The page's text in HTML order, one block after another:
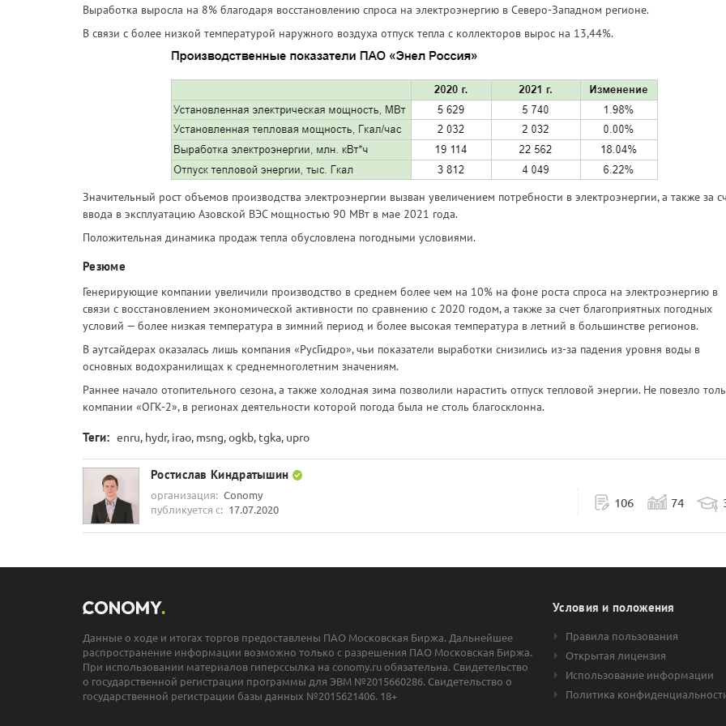
Выработка выросла на 8% благодаря восстановлению спроса на электроэнергию в Северо-Западном регионе.
В связи с более низкой температурой наружного воздуха отпуск тепла с коллекторов вырос на 13,44%.
Значительный рост объемов производства электроэнергии вызван увеличением потребности в электроэнергии, а также за
ввода в эксплуатацию Азовской ВЭС мощностью 90 МВт в мае 2021 года.
Положительная динамика продаж тепла обусловлена погодными условиями.
Резюме
Генерирующие компании увеличили производство в среднем более чем на 10% на фоне роста спроса на электроэнергию в
связи с восстановлением экономической активности по сравнению с 2020 годом, а также за счет благоприятных погодных
условий — более низкая температура в зимний период и более высокая температура в летний в большинстве регионов.
В аутсайдерах оказалась лишь компания «РусГидро», чьи показатели выработки снизились из-за падения уровня воды в
основных водохранилищах к среднемноголетним значениям.
Раннее начало отопительного сезона, а также холодная зима позволили нарастить отпуск тепловой энергии. Не повезло
компании «ОГК-2», в регионах деятельности которой погода была не столь благосклонна.
Теги: enru, hydr, irao, msng, ogkb, tgka, upro
Ростислав Киндратышин
организация: Conomy
публикуется с: 17.07.2020 106 74
Данные о ходе и итогах торгов предоставлены ПАО Московская Биржа. Дальнейшее
распространение информации возможно только с разрешения ПАО Московская Биржа.
При использовании материалов гиперссылка на conomy.ru обязательна. Свидетельство
о государственной регистрации программы для ЭВМ №2015660286. Свидетельство о
государственной регистрации базы данных №2015621406. 18+
Условия и положения
Правила пользования
Открытая лицензия
Использование информации
Политика